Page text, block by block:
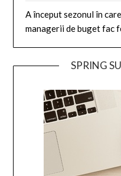
A început sezonul în
managerii de buget fac
SPRING